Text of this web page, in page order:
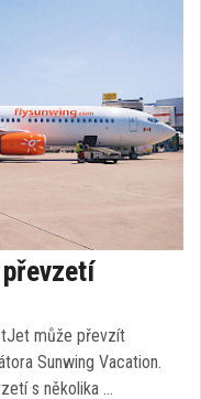
může převzít
Sunwing Vacation.
s několika …